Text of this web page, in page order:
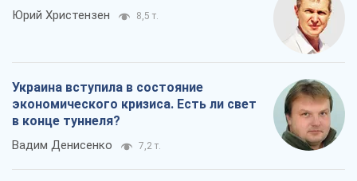
Юрий Христензен 8,5 т.
Украина вступила в состояние
экономического кризиса. Есть ли свет
в конце туннеля?
Вадим Денисенко 7,2 т.